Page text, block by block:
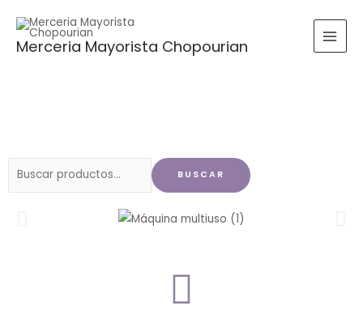
contenido
Merceria Mayorista Chopourian
Buscar
BUSCAR